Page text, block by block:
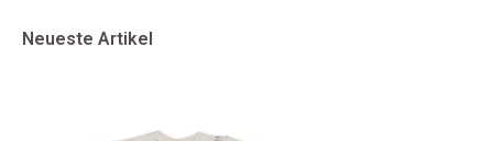
Neueste Artikel